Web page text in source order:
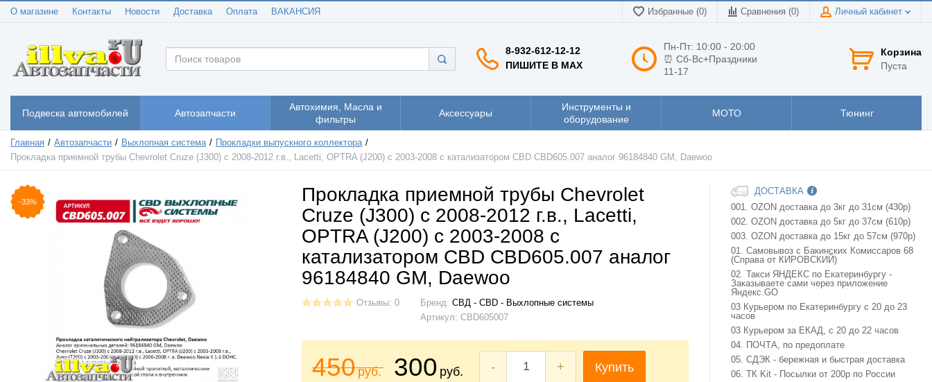
О магазине Контакты Новости Доставка Оплата ВАКАНСИЯ Избранные (0) Сравнения (0) Личный кабинет
8-932-612-12-12
ПИШИТЕ В MAX
Пн-Пт: 10:00 - 20:00
⏰ Сб-Вс+Праздники
11-17
Корзина
Пуста
Подвеска автомобилей Автозапчасти
Автохимия, Масла и
фильтры
Аксессуары
Инструменты и
оборудование
МОТО Тюнинг
Главная Автозапчасти Выхлопная система
Прокладки выпускного коллектора
Прокладка приемной трубы Chevrolet Cruze (J300) с 2008-2012 г.в., Lacetti, OPTRA (J200) с 2003-2008 c катализатором CBD CBD605.007 аналог 96184840 GM, Daewoo
-33%
Прокладка приемной трубы Chevrolet
Cruze (J300) с 2008-2012 г.в., Lacetti,
OPTRA (J200) с 2003-2008 c
катализатором CBD CBD605.007 аналог
96184840 GM, Daewoo
Отзывы: 0 Бренд: СВД - CBD - Выхлопные системы
Артикул: CBD605007
450руб. 300 руб. - + Купить
ДОСТАВКА
001. OZON доставка до 3кг до 31см (430р)
002. OZON доставка до 5кг до 37см (610р)
003. OZON доставка до 15кг до 57см (970р)
01. Самовывоз с Бакинских Комиссаров 68
(Справа от КИРОВСКИЙ)
02. Такси ЯНДЕКС по Екатеринбургу -
Заказываете сами через приложение
Яндекс.GO
03 Курьером по Екатеринбургу с 20 до 23
часов
03 Курьером за ЕКАД, с 20 до 22 часов
04. ПОЧТА, по предоплате
05. СДЭК - бережная и быстрая доставка
06. ТК Kit - Посылки от 200р по России